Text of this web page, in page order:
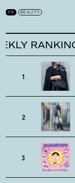
PR BEAUTY
RANKING
1
2
3